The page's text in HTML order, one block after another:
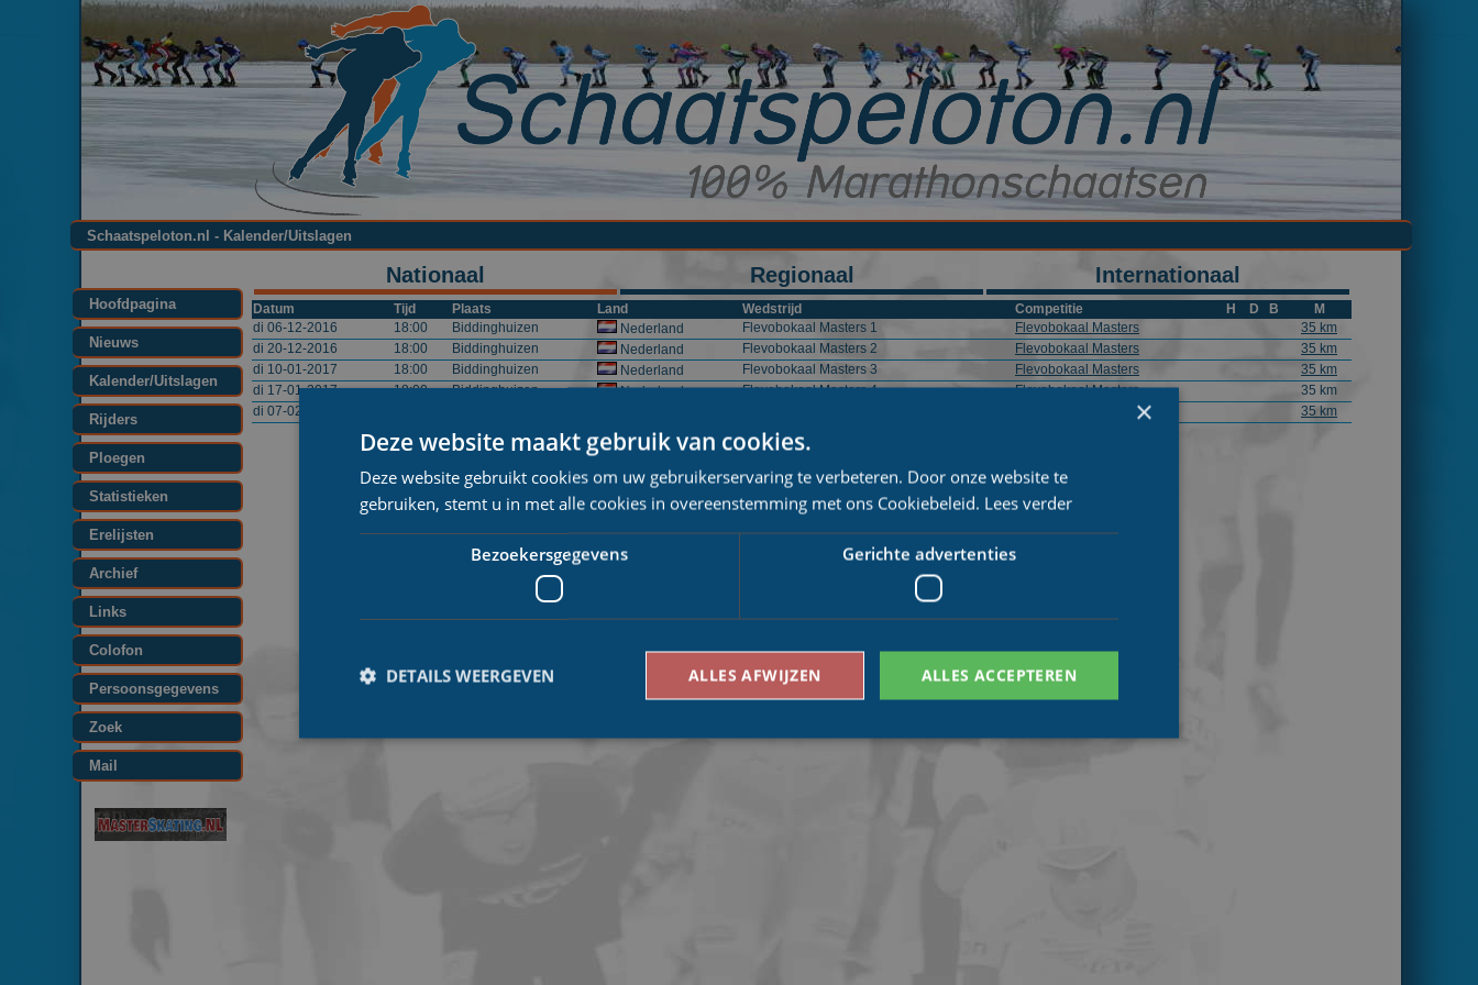
Schaatspeloton.nl - Kalender/Uitslagen
Hoofdpagina
Nieuws
Kalender/Uitslagen
Rijders
Ploegen
Statistieken
Erelijsten
Archief
Links
Colofon
Persoonsgegevens
Zoek
Mail
Nationaal Regionaal Internationaal
Datum Tijd Plaats Land Wedstrijd Competitie H D B
M
di 06-12-2016
18:00 Biddinghuizen Nederland Flevobokaal Masters 1 Flevobokaal Masters
35 km
di 20-12-2016
18:00 Biddinghuizen Nederland Flevobokaal Masters 2 Flevobokaal Masters
35 km
di 10-01-2017
18:00 Biddinghuizen Nederland Flevobokaal Masters 3 Flevobokaal Masters
35 km
di 17-01-2017
18:00 Biddinghuizen Nederland Flevobokaal Masters 4 Flevobokaal Masters
35 km
di 07-02-2017
Flevobokaal Masters 35 km
×
Deze website maakt gebruik van cookies.
Deze website gebruikt cookies om uw gebruikerservaring te verbeteren. Door onze website te
gebruiken, stemt u in met alle cookies in overeenstemming met ons Cookiebeleid. Lees verder
Bezoekersgegevens Gerichte advertenties
ALLES ACCEPTEREN
ALLES AFWIJZEN
DETAILS WEERGEVEN